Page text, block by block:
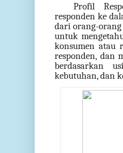
Profil
responden ke
dari orang-
untuk
konsumen atau
responden, dan
berdasarkan
kebutuhan, dan